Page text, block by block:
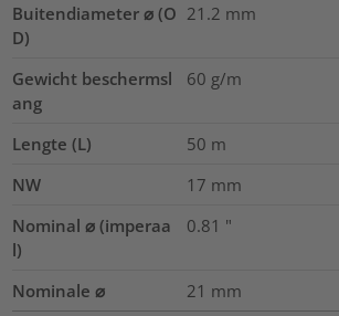
Buitendiameter ⌀ (O
D)
21.2 mm
Gewicht beschermsl
ang
60 g/m
Lengte (L) 50 m
NW
17 mm
Nominal ⌀ (imperaa
l)
0.81 "
Nominale ⌀ 21 mm